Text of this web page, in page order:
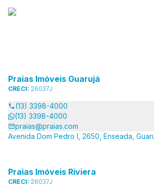
Praias Imóveis Guarujá
CRECI: 26037J
(13) 3398-4000
(13) 3398-4000
praias@praias.com
Avenida Dom Pedro I, 2650, Enseada,
Praias Imóveis Riviera
CRECI: 26037J